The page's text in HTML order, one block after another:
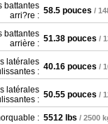
battantes
arri?re : 58.5 pouces /
battantes
arrière : 51.38 pouces /
latérales
: 40.16 pouces /
latérales
: 50.55 pouces /
: 5512 lbs / 2500